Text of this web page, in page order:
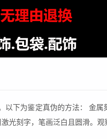
下为鉴定真伪的方法： 金属
光刻字，笔画泛白且圆滑。